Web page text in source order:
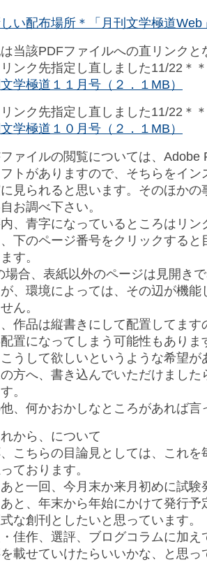
しい配布場所＊「月刊文学極道Web
当該PDFファイルへの直リンクと
リンク先指定し直しました11/22＊＊
学極道１１月号（２．１MB）
リンク先指定し直しました11/22＊＊
学極道１０月号（２．１MB）
ァイルの閲覧については、Adobe
トがありますので、そちらをイン
見られると思います。そのほかの
お調べ下さい。
、青字になっているところはリン
、下のページ番号をクリックする
す。
場合、表紙以外のページは見開き
が、環境によっては、その辺が機
ん。
、作品は縦書きにして配置してま
置になってしまう可能性もありま
うして欲しいというような希望が
方へ、書き込んでいただけまし
。
、何かおかしなところがあれば言
れから、について
こちらの目論見としては、これを
ております。
と一回、今月末か来月初めに試験
あと、年末から年始にかけて発行
な創刊としたいと思っています。
佳作、選評、ブログコラムに加え
載せていけたらいいかな、と思っ